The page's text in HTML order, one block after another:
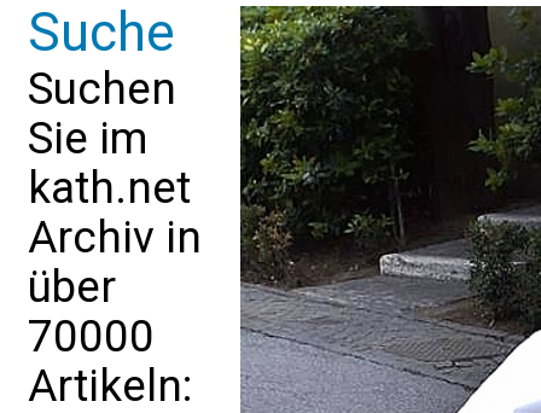
Suche
Suchen
Sie im
kath.net
Archiv in
über
70000
Artikeln: